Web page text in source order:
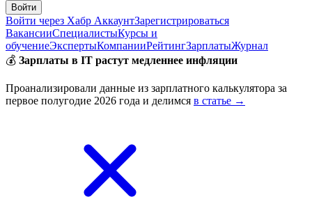
Войти
Войти через Хабр АккаунтЗарегистрироваться
ВакансииСпециалистыКурсы и
обучениеЭкспертыКомпанииРейтингЗарплатыЖурнал
💰 Зарплаты в IT растут медленнее инфляции
Проанализировали данные из зарплатного калькулятора за
первое полугодие 2026 года и делимся в статье →